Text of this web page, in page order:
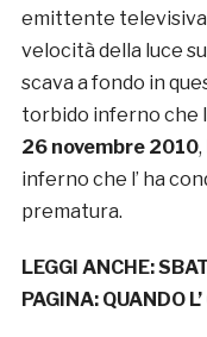
emittente televisiva
velocità della luce
scava a fondo in
torbido inferno che
26 novembre 2010
inferno che l’ ha
prematura.
LEGGI ANCHE:
PAGINA: QUANDO